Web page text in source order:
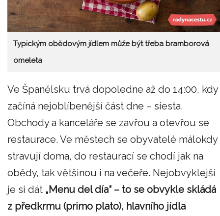
Typickým obědovým jídlem může být třeba bramborová
omeleta
Ve Španělsku trvá dopoledne až do 14:00, kdy
začíná nejoblíbenější část dne – siesta.
Obchody a kanceláře se zavřou a otevřou se
restaurace. Ve městech se obyvatelé málokdy
stravují doma, do restaurací se chodí jak na
obědy, tak většinou i na večeře. Nejobvyklejší
je si dát „Menu del día“ – to se obvykle skládá
z předkrmu (primo plato), hlavního jídla